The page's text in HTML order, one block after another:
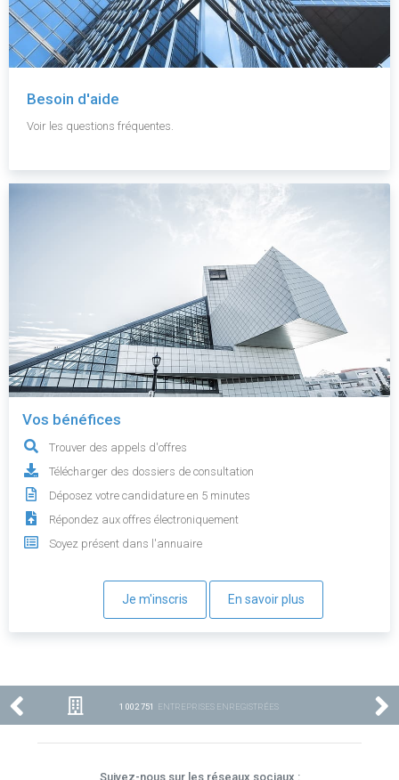
Besoin d'aide
Voir les questions fréquentes.
Vos bénéfices
Trouver des appels d'offres
Télécharger des dossiers de consultation
Déposez votre candidature en 5 minutes
Répondez aux offres électroniquement
Soyez présent dans l'annuaire
Je m'inscris En savoir plus
1 002 751 ENTREPRISES ENREGISTRÉES
Suivez-nous sur les réseaux sociaux :